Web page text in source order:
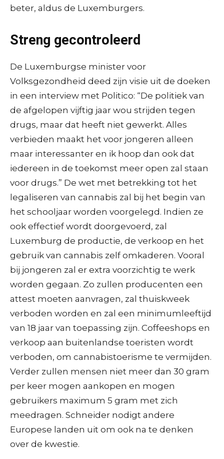
beter, aldus de Luxemburgers.
Streng gecontroleerd
De Luxemburgse minister voor
Volksgezondheid deed zijn visie uit de doeken
in een interview met Politico: “De politiek van
de afgelopen vijftig jaar wou strijden tegen
drugs, maar dat heeft niet gewerkt. Alles
verbieden maakt het voor jongeren alleen
maar interessanter en ik hoop dan ook dat
iedereen in de toekomst meer open zal staan
voor drugs.” De wet met betrekking tot het
legaliseren van cannabis zal bij het begin van
het schooljaar worden voorgelegd. Indien ze
ook effectief wordt doorgevoerd, zal
Luxemburg de productie, de verkoop en het
gebruik van cannabis zelf omkaderen. Vooral
bij jongeren zal er extra voorzichtig te werk
worden gegaan. Zo zullen producenten een
attest moeten aanvragen, zal thuiskweek
verboden worden en zal een minimumleeftijd
van 18 jaar van toepassing zijn. Coffeeshops en
verkoop aan buitenlandse toeristen wordt
verboden, om cannabistoerisme te vermijden.
Verder zullen mensen niet meer dan 30 gram
per keer mogen aankopen en mogen
gebruikers maximum 5 gram met zich
meedragen. Schneider nodigt andere
Europese landen uit om ook na te denken
over de kwestie.